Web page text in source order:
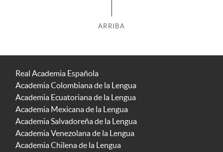
ARRIBA
Real Academia Española
Academia Colombiana de la Lengua
Academia Ecuatoriana de la Lengua
Academia Mexicana de la Lengua
Academia Salvadoreña de la Lengua
Academia Venezolana de la Lengua
Academia Chilena de la Lengua